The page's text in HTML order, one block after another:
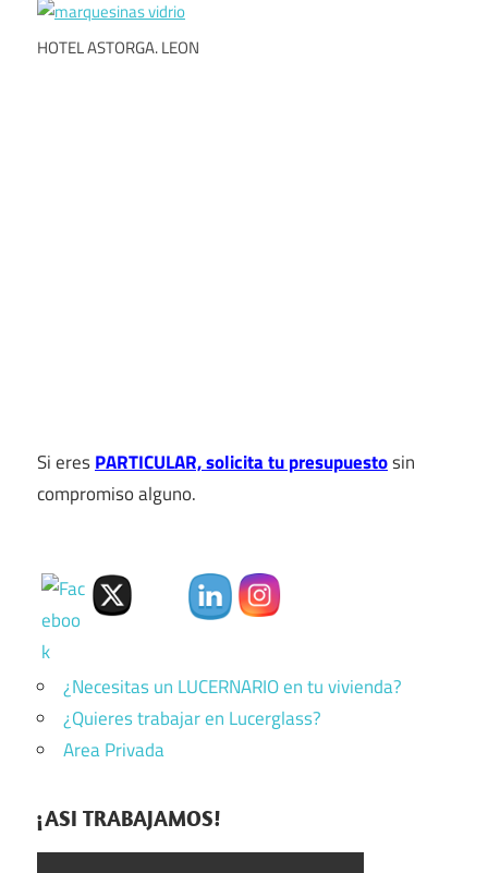
HOTEL ASTORGA. LEON
Si eresPARTICULAR, solicita tu presupuestosin
compromiso alguno.
¿Necesitas un LUCERNARIO en tu vivienda?
¿Quieres trabajar en Lucerglass?
Area Privada
¡ASI TRABAJAMOS!